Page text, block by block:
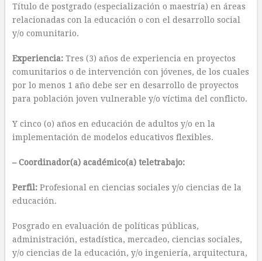
Título de postgrado (especialización o maestría) en áreas
relacionadas con la educación o con el desarrollo social
y/o comunitario.
Experiencia:Tres (3) años de experiencia en proyectos
comunitarios o de intervención con jóvenes, de los cuales
por lo menos 1 año debe ser en desarrollo de proyectos
para población joven vulnerable y/o víctima del conflicto.
Y cinco (o) años en educación de adultos y/o en la
implementación de modelos educativos flexibles.
– Coordinador(a) académico(a) teletrabajo:
Perfil: Profesional en ciencias sociales y/o ciencias de la
educación.
Posgrado en evaluación de políticas públicas,
administración, estadística, mercadeo, ciencias sociales,
y/o ciencias de la educación, y/o ingeniería, arquitectura,